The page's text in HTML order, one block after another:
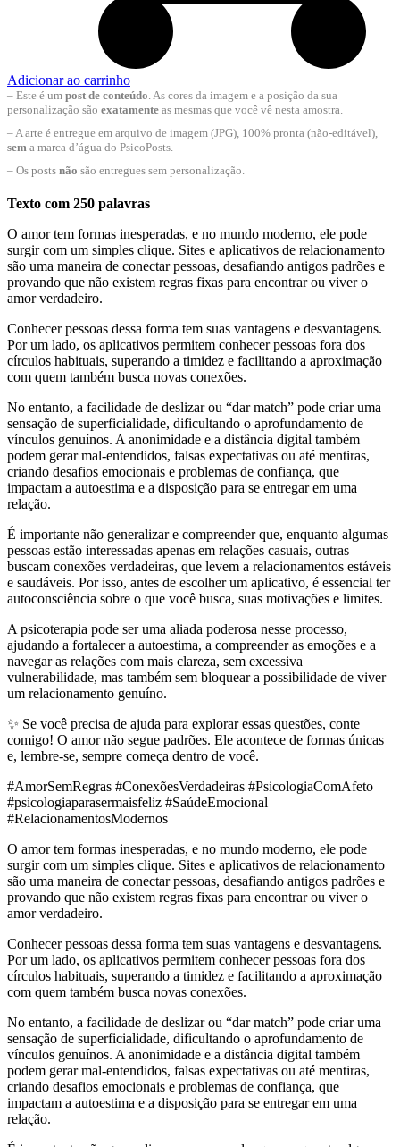
Adicionar ao carrinho
– Este é um post de conteúdo . As cores da imagem e a posição da sua
personalização são exatamente as mesmas que você vê nesta amostra.
– A arte é entregue em arquivo de imagem (JPG), 100% pronta (não-editável),
sem a marca d’água do PsicoPosts.
– Os posts não são entregues sem personalização.
Texto com 250 palavras
O amor tem formas inesperadas, e no mundo moderno, ele pode
surgir com um simples clique. Sites e aplicativos de relacionamento
são uma maneira de conectar pessoas, desafiando antigos padrões e
provando que não existem regras fixas para encontrar ou viver o
amor verdadeiro.
Conhecer pessoas dessa forma tem suas vantagens e desvantagens.
Por um lado, os aplicativos permitem conhecer pessoas fora dos
círculos habituais, superando a timidez e facilitando a aproximação
com quem também busca novas conexões.
No entanto, a facilidade de deslizar ou “dar match” pode criar uma
sensação de superficialidade, dificultando o aprofundamento de
vínculos genuínos. A anonimidade e a distância digital também
podem gerar mal-entendidos, falsas expectativas ou até mentiras,
criando desafios emocionais e problemas de confiança, que
impactam a autoestima e a disposição para se entregar em uma
relação.
É importante não generalizar e compreender que, enquanto algumas
pessoas estão interessadas apenas em relações casuais, outras
buscam conexões verdadeiras, que levem a relacionamentos estáveis
e saudáveis. Por isso, antes de escolher um aplicativo, é essencial ter
autoconsciência sobre o que você busca, suas motivações e limites.
A psicoterapia pode ser uma aliada poderosa nesse processo,
ajudando a fortalecer a autoestima, a compreender as emoções e a
navegar as relações com mais clareza, sem excessiva
vulnerabilidade, mas também sem bloquear a possibilidade de viver
um relacionamento genuíno.
✨ Se você precisa de ajuda para explorar essas questões, conte
comigo! O amor não segue padrões. Ele acontece de formas únicas
e, lembre-se, sempre começa dentro de você.
#AmorSemRegras #ConexõesVerdadeiras #PsicologiaComAfeto
#psicologiaparasermaisfeliz #SaúdeEmocional
#RelacionamentosModernos
O amor tem formas inesperadas, e no mundo moderno, ele pode
surgir com um simples clique. Sites e aplicativos de relacionamento
são uma maneira de conectar pessoas, desafiando antigos padrões e
provando que não existem regras fixas para encontrar ou viver o
amor verdadeiro.
Conhecer pessoas dessa forma tem suas vantagens e desvantagens.
Por um lado, os aplicativos permitem conhecer pessoas fora dos
círculos habituais, superando a timidez e facilitando a aproximação
com quem também busca novas conexões.
No entanto, a facilidade de deslizar ou “dar match” pode criar uma
sensação de superficialidade, dificultando o aprofundamento de
vínculos genuínos. A anonimidade e a distância digital também
podem gerar mal-entendidos, falsas expectativas ou até mentiras,
criando desafios emocionais e problemas de confiança, que
impactam a autoestima e a disposição para se entregar em uma
relação.